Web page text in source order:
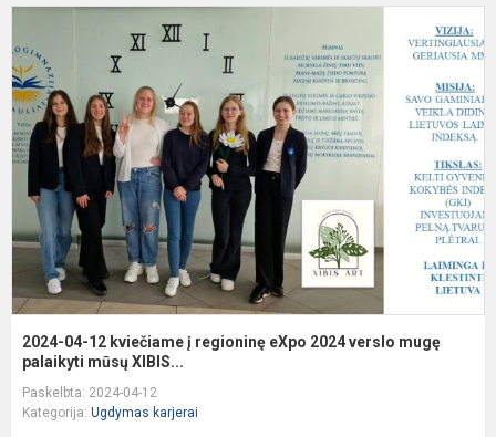
2024-04-12 kviečiame į regioninę eXpo 2024 verslo mugę
palaikyti mūsų XIBIS...
Paskelbta: 2024-04-12
Kategorija: Ugdymas karjerai